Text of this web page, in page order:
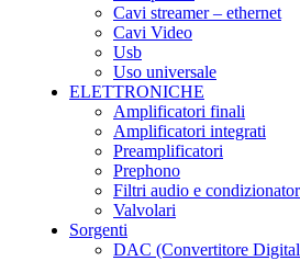
Cavi streamer – ethernet
Cavi Video
Usb
Uso universale
ELETTRONICHE
Amplificatori finali
Amplificatori integrati
Preamplificatori
Prephono
Filtri audio e
Valvolari
Sorgenti
DAC (Convertitore